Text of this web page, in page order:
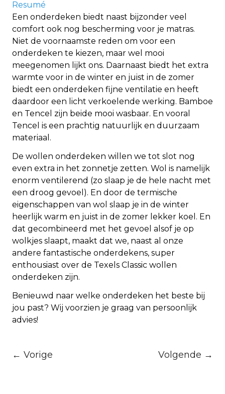
Resumé
Een onderdeken biedt naast bijzonder veel
comfort ook nog bescherming voor je matras.
Niet de voornaamste reden om voor een
onderdeken te kiezen, maar wel mooi
meegenomen lijkt ons. Daarnaast biedt het extra
warmte voor in de winter en juist in de zomer
biedt een onderdeken fijne ventilatie en heeft
daardoor een licht verkoelende werking. Bamboe
en Tencel zijn beide mooi wasbaar. En vooral
Tencel is een prachtig natuurlijk en duurzaam
materiaal.
De wollen onderdeken willen we tot slot nog
even extra in het zonnetje zetten. Wol is namelijk
enorm ventilerend (zo slaap je de hele nacht met
een droog gevoel). En door de termische
eigenschappen van wol slaap je in de winter
heerlijk warm en juist in de zomer lekker koel. En
dat gecombineerd met het gevoel alsof je op
wolkjes slaapt, maakt dat we, naast al onze
andere fantastische onderdekens, super
enthousiast over de Texels Classic wollen
onderdeken zijn.
Benieuwd naar welke onderdeken het beste bij
jou past? Wij voorzien je graag van persoonlijk
advies!
← Vorige Volgende →